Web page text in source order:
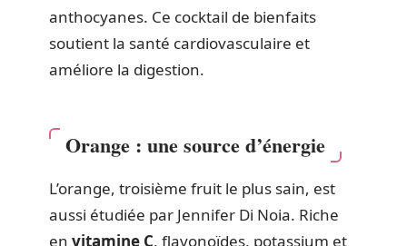
anthocyanes. Ce cocktail de bienfaits
soutient la santé cardiovasculaire et
améliore la digestion.
Orange : une source d’énergie
L’orange, troisième fruit le plus sain, est
aussi étudiée par Jennifer Di Noia. Riche
en vitamine C, flavonoïdes, potassium et